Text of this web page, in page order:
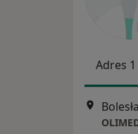
Adres 1